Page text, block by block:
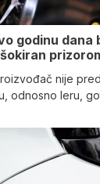
godinu dana
nije
odnosno leru,